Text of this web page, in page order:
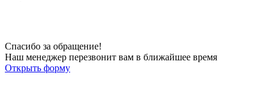
Спасибо за обращение!
Наш менеджер перезвонит вам в ближайшее время
Открыть форму